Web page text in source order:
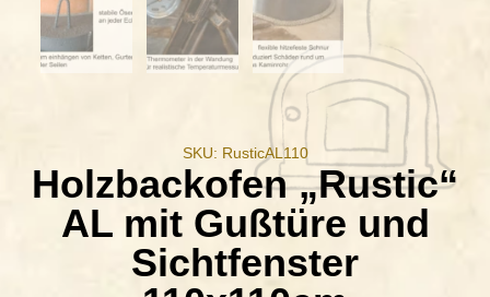
SKU: RusticAL110
Holzbackofen „Rustic“
AL mit Gußtüre und
Sichtfenster